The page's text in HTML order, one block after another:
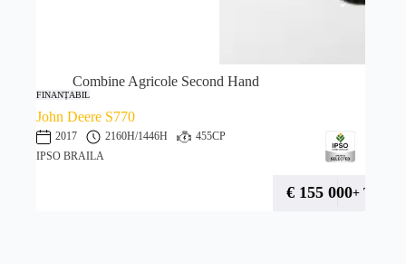
Combine Agricole Second Hand
FINANȚABIL
John Deere S770
2017 2160H/1446H
455CP
IPSO BRAILA
€ 155 000+ TVA